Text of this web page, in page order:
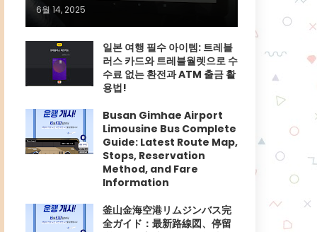
6월 14, 2025
일본 여행 필수 아이템: 트레블
러스 카드와 트레블월렛으로 수
수료 없는 환전과 ATM 출금 활
용법!
Busan Gimhae Airport
Limousine Bus Complete
Guide: Latest Route Map,
Stops, Reservation
Method, and Fare
Information
釜山金海空港リムジンバス完
全ガイド：最新路線図、停留